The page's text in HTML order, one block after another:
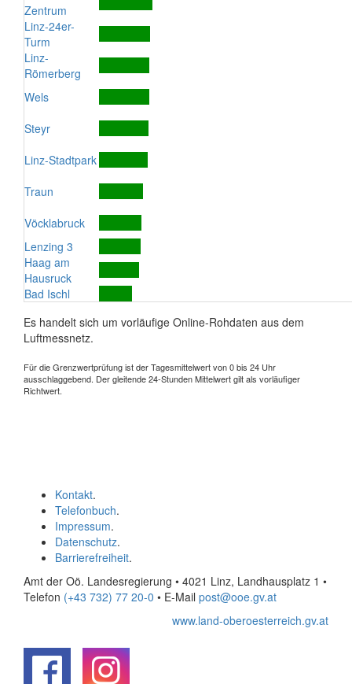
Zentrum
Linz-24er-
Turm
Linz-
Römerberg
Wels
Steyr
Linz-Stadtpark
Traun
Vöcklabruck
Lenzing 3
Haag am
Hausruck
Bad Ischl
Es handelt sich um vorläufige Online-Rohdaten aus dem
Luftmessnetz.
Für die Grenzwertprüfung ist der Tagesmittelwert von 0 bis 24 Uhr
ausschlaggebend. Der gleitende 24-Stunden Mittelwert gilt als vorläufiger
Richtwert.
Kontakt.
Telefonbuch.
Impressum.
Datenschutz.
Barrierefreiheit.
Amt der Oö. Landesregierung • 4021 Linz, Landhausplatz 1 •
Telefon (+43 732) 77 20-0 • E-Mail post@ooe.gv.at
www.land-oberoesterreich.gv.at